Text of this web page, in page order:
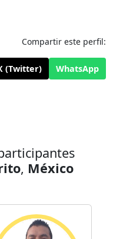
Compartir este perfil:
(Twitter) WhatsApp
, México